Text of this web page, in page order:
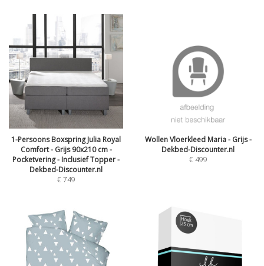
1-Persoons Boxspring Julia Royal
Comfort - Grijs 90x210 cm -
Pocketvering - Inclusief Topper -
Dekbed-Discounter.nl
€749
Wollen Vloerkleed Maria - Grijs -
Dekbed-Discounter.nl
€499